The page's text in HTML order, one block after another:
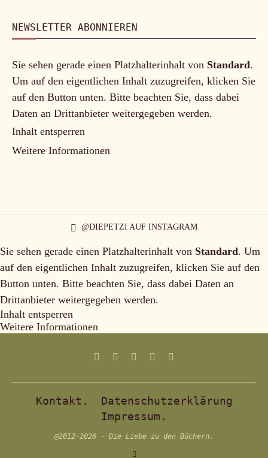
NEWSLETTER ABONNIEREN
Sie sehen gerade einen Platzhalterinhalt von Standard.
Um auf den eigentlichen Inhalt zuzugreifen, klicken Sie
auf den Button unten. Bitte beachten Sie, dass dabei
Daten an Drittanbieter weitergegeben werden.
Inhalt entsperren
Weitere Informationen
@DIEPETZI AUF INSTAGRAM
Sie sehen gerade einen Platzhalterinhalt von Standard. Um
auf den eigentlichen Inhalt zuzugreifen, klicken Sie auf den
Button unten. Bitte beachten Sie, dass dabei Daten an
Drittanbieter weitergegeben werden.
Inhalt entsperren
Weitere Informationen
Kontakt.
Datenschutzerklärung
Impressum.
@2012-2026 - Die Liebe zu den Büchern.